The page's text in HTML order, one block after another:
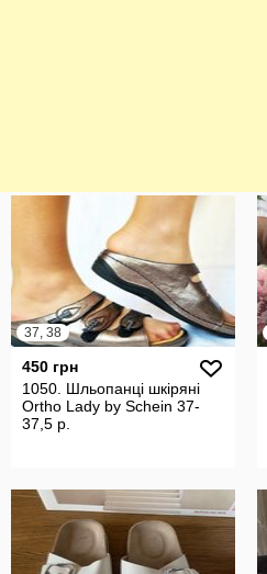
37, 38
450 грн
1050. Шльопанці шкіряні
Ortho Lady by Schein 37-
37,5 р.